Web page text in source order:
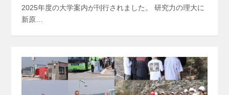
2025年度の大学案内が刊行されました。 研究力の理大に
新原…